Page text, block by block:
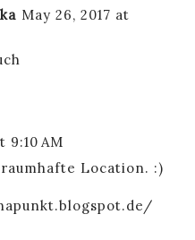
May 26, 2017 at
9:10 AM
Location. :)